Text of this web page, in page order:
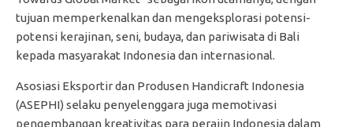
tujuan memperkenalkan dan mengeksplorasi potensi-
potensi kerajinan, seni, budaya, dan pariwisata di Bali
kepada masyarakat Indonesia dan internasional.
Asosiasi Eksportir dan Produsen Handicraft Indonesia
(ASEPHI) selaku penyelenggara juga memotivasi
pengembangan kreativitas para perajin Indonesia dalam